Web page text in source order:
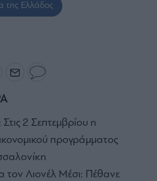
της Ελλάδος
2 Σεπτεμβρίου η
προγράμματος
τον Λιονέλ Μέσι: Πέθανε